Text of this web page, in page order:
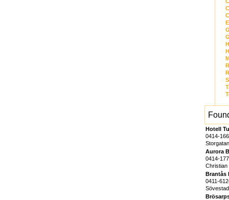
Hotell
0414-
Aurora
0414-
Christian
Brantås
0411-